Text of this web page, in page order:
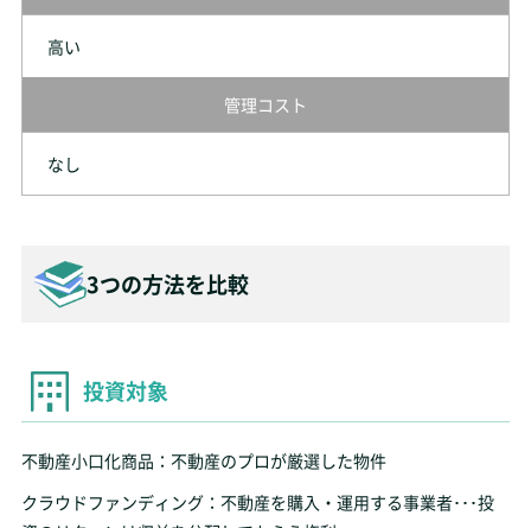
高い
管理コスト
なし
3つの方法を比較
投資対象
不動産小口化商品：不動産のプロが厳選した物件
クラウドファンディング：不動産を購入・運用する事業者･･･投